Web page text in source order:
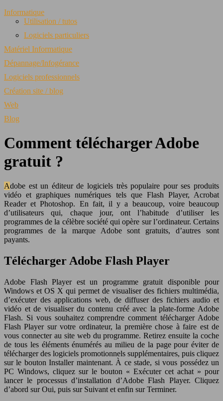
Informatique
Utilisation / tutos
Logiciels particuliers
Matériel Informatique
Dépannage/Infogérance
Logiciels professionnels
Création site / blog
Web
Blog
Comment télécharger Adobe
gratuit ?
Adobe est un éditeur de logiciels très populaire pour ses produits
vidéo et graphiques numériques tels que Flash Player, Acrobat
Reader et Photoshop. En fait, il y a beaucoup, voire beaucoup
d’utilisateurs qui, chaque jour, ont l’habitude d’utiliser les
programmes de la célèbre société qui opère sur l’ordinateur. Certains
programmes de la marque Adobe sont gratuits, d’autres sont
payants.
Télécharger Adobe Flash Player
Adobe Flash Player est un programme gratuit disponible pour
Windows et OS X qui permet de visualiser des fichiers multimédia,
d’exécuter des applications web, de diffuser des fichiers audio et
vidéo et de visualiser du contenu créé avec la plate-forme Adobe
Flash. Si vous souhaitez comprendre comment télécharger Adobe
Flash Player sur votre ordinateur, la première chose à faire est de
vous connecter au site web du programme. Retirez ensuite la coche
de tous les éléments énumérés au milieu de la page pour éviter de
télécharger des logiciels promotionnels supplémentaires, puis cliquez
sur le bouton Installer maintenant. À ce stade, si vous possédez un
PC Windows, cliquez sur le bouton « Exécuter cet achat » pour
lancer le processus d’installation d’Adobe Flash Player. Cliquez
d’abord sur Oui, puis sur Suivant et enfin sur Terminer.